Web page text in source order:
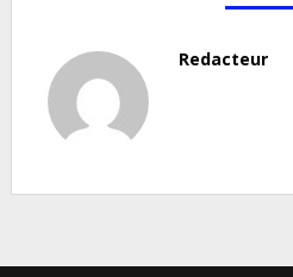
Redacteur